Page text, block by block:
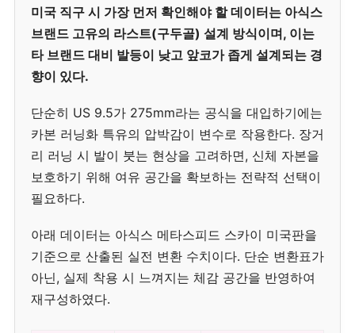
미국 직구 시 가장 먼저 확인해야 할 데이터는 아식스
브랜드 고유의 라스트(구두골) 설계 방식이며, 이는
타 브랜드 대비 발등이 낮고 앞코가 좁게 설계되는 경
향이 있다.
단순히 US 9.5가 275mm라는 공식을 대입하기에는
카본 러닝화 특유의 압박감이 변수로 작용한다. 장거
리 러닝 시 발이 붓는 현상을 고려하면, 신체 자본을
보호하기 위해 여유 공간을 확보하는 전략적 선택이
필요하다.
아래 데이터는 아식스 메타스피드 스카이 미국판을
기준으로 산출된 실전 변환 수치이다. 단순 변환표가
아닌, 실제 착용 시 느껴지는 체감 공간을 반영하여
재구성하였다.